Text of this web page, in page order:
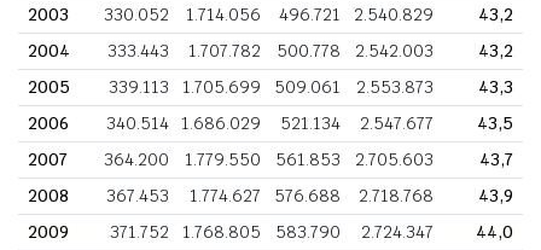
2003
330.052 1.714.056 496.721 2.540.829
43,2
2004
333.443 1.707.782 500.778 2.542.003
43,2
2005
339.113 1.705.699 509.061 2.553.873
43,3
2006
340.514 1.686.029 521.134 2.547.677
43,5
2007
364.200 1.779.550 561.853 2.705.603
43,7
2008
367.453 1.774.627 576.688 2.718.768
43,9
2009
371.752 1.768.805 583.790 2.724.347
44,0